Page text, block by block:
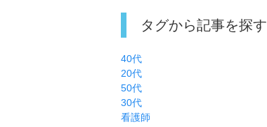
タグから記事を探す
40代
20代
50代
30代
看護師